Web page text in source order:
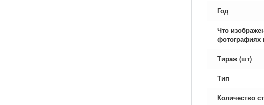
Год
Что
фотографиях
Тираж (шт)
Тип
Количество